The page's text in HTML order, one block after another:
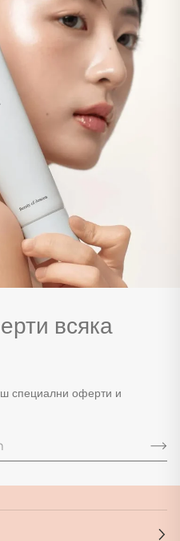
всяка
специални оферти и